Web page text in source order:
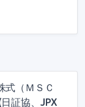
資指数(1484)
式（ＭＳＣ
証協、JPX